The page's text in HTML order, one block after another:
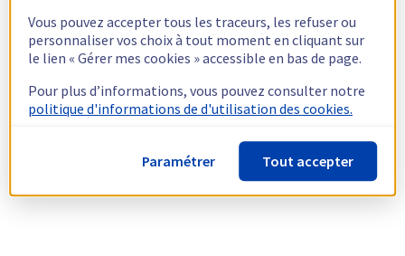
Vous pouvez accepter tous les traceurs, les refuser ou
personnaliser vos choix à tout moment en cliquant sur
le lien « Gérer mes cookies » accessible en bas de page.
Pour plus d’informations, vous pouvez consulter notre
politique d'informations de d'utilisation des cookies.
Paramétrer Tout accepter